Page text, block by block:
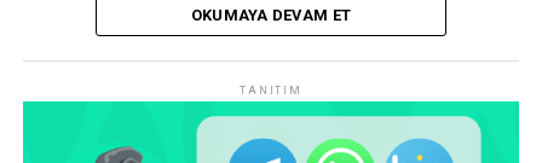
OKUMAYA DEVAM ET
TANITIM